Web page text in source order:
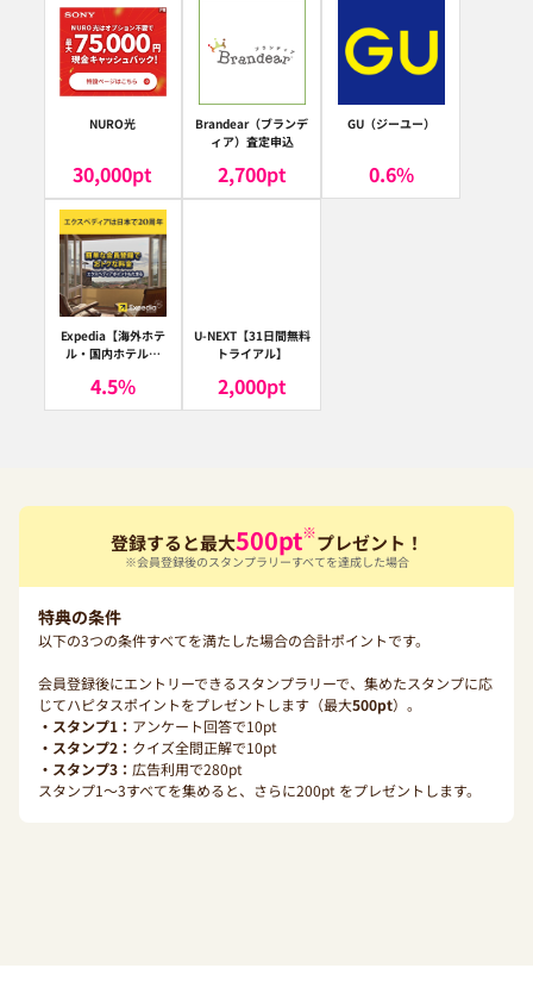
NURO光
30,000pt
Brandear（ブランデ
ィア）査定申込
2,700pt
GU（ジーユー）
0.6%
Expedia【海外ホテ
ル・国内ホテル予
ア）
4.5%
U-NEXT【31日間無料
トライアル】
2,000pt
登録すると最大500pt※プレゼント！
※会員登録後のスタンプラリーすべてを達成した場合
特典の条件
以下の3つの条件すべてを満たした場合の合計ポイントです。
会員登録後にエントリーできるスタンプラリーで、集めたスタンプに応
じてハピタスポイントをプレゼントします（最大500pt）。
・スタンプ1： アンケート回答で10pt
・スタンプ2： クイズ全問正解で10pt
・スタンプ3： 広告利用で280pt
スタンプ1〜3すべてを集めると、さらに200pt をプレゼントします。